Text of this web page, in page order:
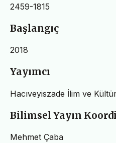
2459-1815
Başlangıç
2018
Yayımcı
Hacıveyiszade İlim ve
Bilimsel Yayın
Mehmet Çaba